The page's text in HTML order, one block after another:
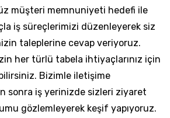
müşteri memnuniyeti hedefi ile
iş süreçlerimizi düzenleyerek siz
taleplerine cevap veriyoruz.
her türlü tabela ihtiyaçlarınız için
Bizimle iletişime
sonra iş yerinizde sizleri ziyaret
gözlemleyerek keşif yapıyoruz.